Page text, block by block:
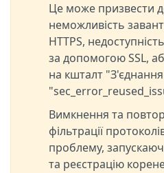
Це може призвести
неможливість
HTTPS,
за допомогою SSL,
на кшталт
Вимкнення та
фільтрації
проблему,
та реєстрацію